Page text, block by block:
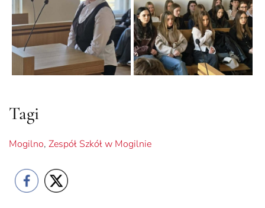
Tagi
Mogilno, Zespół Szkół w Mogilnie